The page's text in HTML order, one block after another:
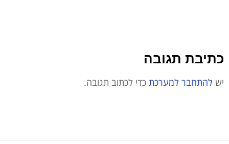
כתיבת תגובה
יש להתחבר למערכת כדי לכתוב תגובה.